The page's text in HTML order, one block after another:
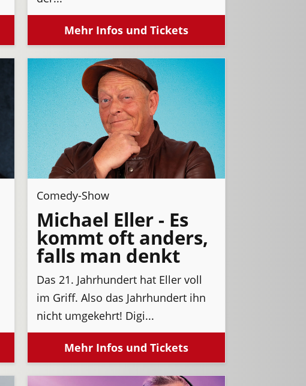
Mehr Infos und Tickets
Comedy-Show
Michael Eller - Es
kommt oft anders,
falls man denkt
Das 21. Jahrhundert hat Eller voll
im Griff. Also das Jahrhundert ihn
nicht umgekehrt! Digi...
Mehr Infos und Tickets